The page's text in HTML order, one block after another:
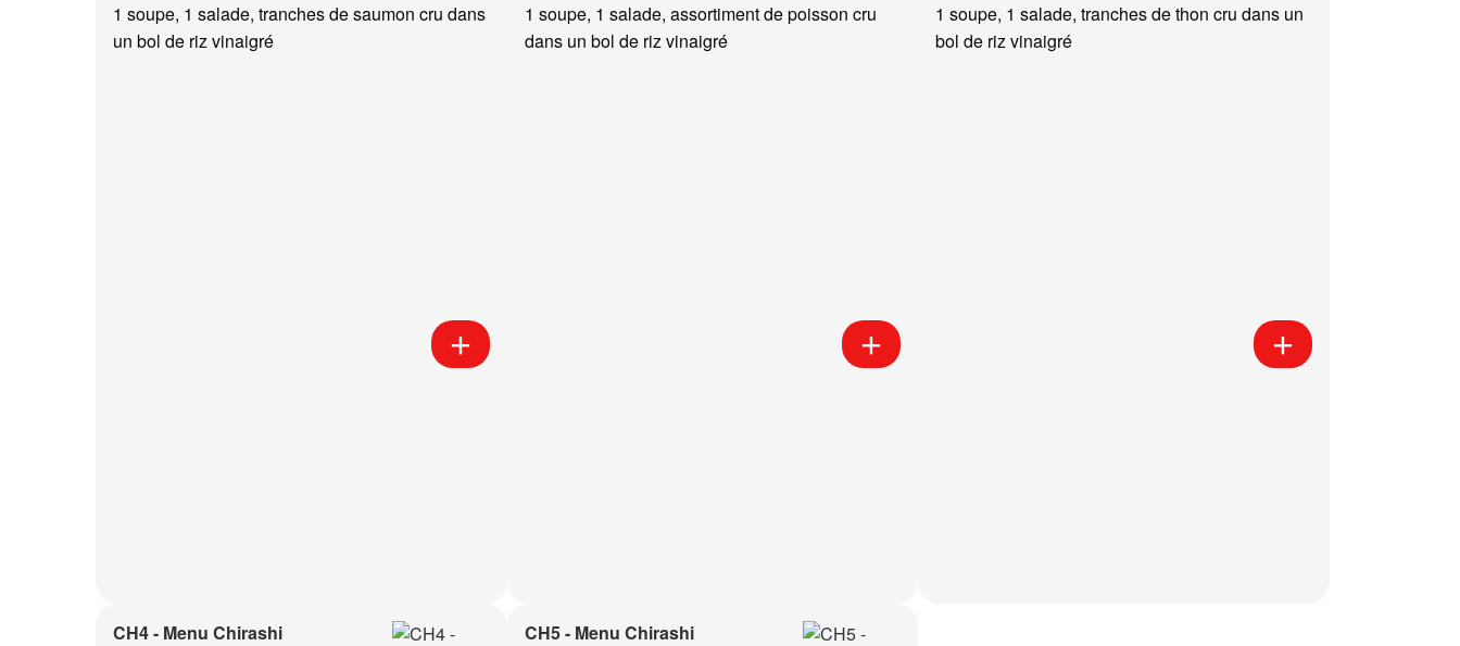
1 soupe, 1 salade, tranches de saumon cru dans
un bol de riz vinaigré
1 soupe, 1 salade, assortiment de poisson cru
dans un bol de riz vinaigré
1 soupe, 1 salade, tranches de thon cru dans un
bol de riz vinaigré
CH4 - Menu Chirashi CH5 - Menu Chirashi